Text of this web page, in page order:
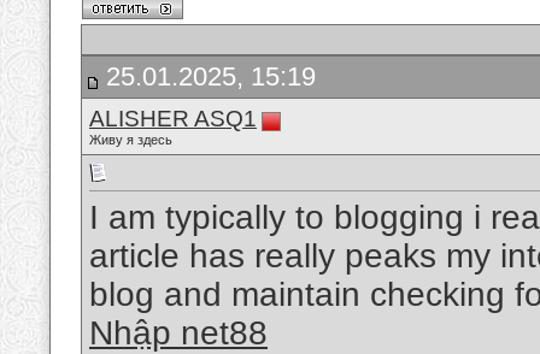
25.01.2025, 15:19
ALISHER ASQ1
Живу я здесь
I am typically to blogging i
article has really peaks my
blog and maintain checking
Nhập net88